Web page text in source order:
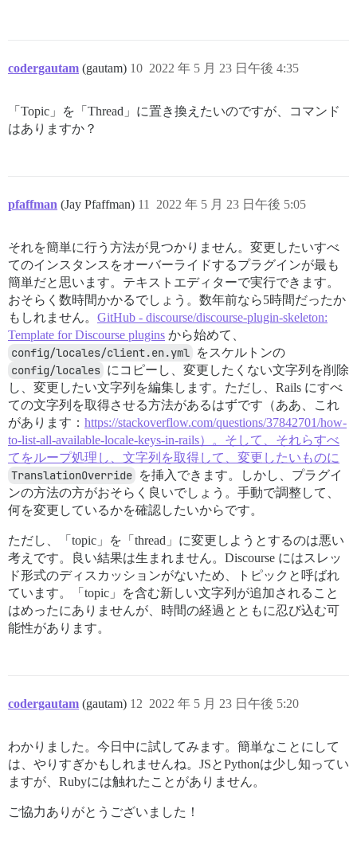
codergautam (gautam) 2022 年 5 月 23 日午後 4:35
10
「Topic」を「Thread」に置き換えたいのですが、コマンド
はありますか？
pfaffman (Jay Pfaffman) 2022 年 5 月 23 日午後 5:05
11
それを簡単に行う方法が見つかりません。変更したいすべ
てのインスタンスをオーバーライドするプラグインが最も
簡単だと思います。テキストエディターで実行できます。
おそらく数時間かかるでしょう。数年前なら5時間だったか
もしれません。 GitHub - discourse/discourse-plugin-skeleton:
Template for Discourse plugins から始めて、
config/locales/client.en.yml をスケルトンの
config/locales にコピーし、変更したくない文字列を削除
し、変更したい文字列を編集します。ただし、Rails にすべ
ての文字列を取得させる方法があるはずです（ああ、これ
があります： https://stackoverflow.com/questions/37842701/how-
to-list-all-available-locale-keys-in-rails）。そして、それらすべ
てをループ処理し、文字列を取得して、変更したいものに
TranslationOverride を挿入できます。しかし、プラグイ
ンの方法の方がおそらく良いでしょう。手動で調整して、
何を変更しているかを確認したいからです。
ただし、「topic」を「thread」に変更しようとするのは悪い
考えです。良い結果は生まれません。Discourse にはスレッ
ド形式のディスカッションがないため、トピックと呼ばれ
ています。「topic」を含む新しい文字列が追加されること
はめったにありませんが、時間の経過とともに忍び込む可
能性があります。
codergautam (gautam) 2022 年 5 月 23 日午後 5:20
12
わかりました。今日中に試してみます。簡単なことにして
は、やりすぎかもしれませんね。JSとPythonは少し知ってい
ますが、Rubyには触れたことがありません。
ご協力ありがとうございました！